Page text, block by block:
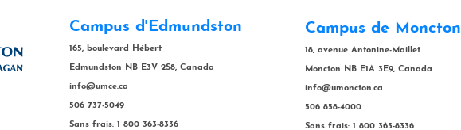
Campus d'Edmundston
165, boulevard Hébert
Edmundston NB E3V 2S8, Canada
info@umce.ca
506 737-5049
Sans frais: 1 800 363-8336
Campus de Moncton
18, avenue Antonine-Maillet
Moncton NB E1A 3E9, Canada
info@umoncton.ca
506 858-4000
Sans frais: 1 800 363-8336